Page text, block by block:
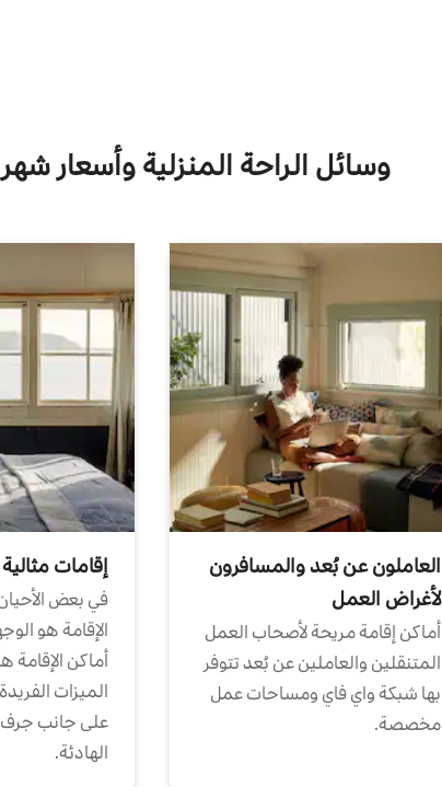
وسائل الراحة المنزلية وأسعار
العاملون عن بُعد والمسافرون
لأغراض العمل
أماكن إقامة مريحة لأصحاب العمل
المتنقلين والعاملين عن بُعد تتوفر
بها شبكة واي فاي ومساحات عمل
مخصصة.
إقامات
في بعض
الإقامة هو
أماكن الإقامة
الميزات
على جانب جرف
الهادئة.